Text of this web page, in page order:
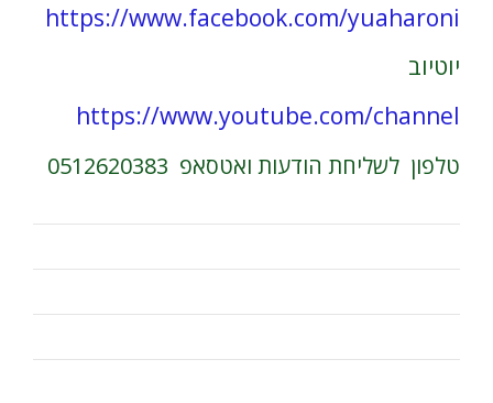
a
i
e
https://www.facebook.com/yuaharoni
יוטיוב
https://www.youtube.com/channel
טלפון לשליחת הודעות ואטסאפ 0512620383